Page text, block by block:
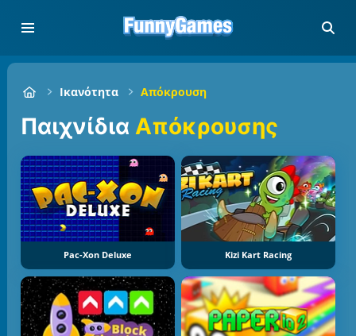
Ικανότητα Απόκρουση
Παιχνίδια Απόκρουσης
Pac-Xon Deluxe Kizi Kart Racing